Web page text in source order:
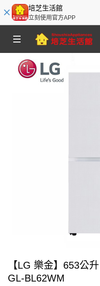
培芝生活館
立刻使用官方APP
【LG 樂金】653公
GL-BL62WM